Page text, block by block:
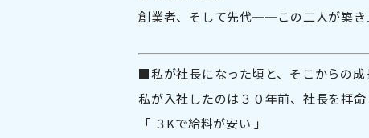
創業者、そして先代──この二人が築き
■私が社長になった頃と、そこからの成
私が入社したのは３０年前、社長を拝
「 ３Kで給料が安い 」